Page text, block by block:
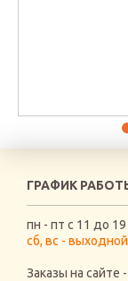
ГРАФИК
пн - пт с 11 до 19
сб, вс - выходной
Заказы на сайте -